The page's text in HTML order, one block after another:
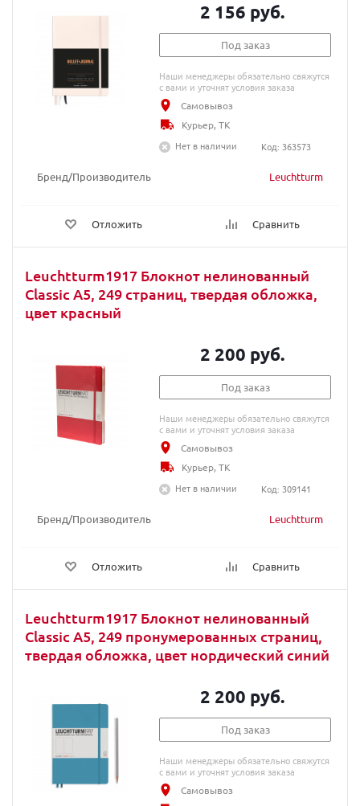
Бренд/Производитель Leuchtturm
Отложить Сравнить
2 156 руб.
Под заказ
Наши менеджеры обязательно свяжутся
с вами и уточнят условия заказа
Самовывоз
Курьер, ТК
Нет в наличии
Код: 363573
Leuchtturm1917 Блокнот нелинованный
Classic A5, 249 страниц, твердая обложка,
цвет красный
Бренд/Производитель Leuchtturm
Отложить Сравнить
2 200 руб.
Под заказ
Наши менеджеры обязательно свяжутся
с вами и уточнят условия заказа
Самовывоз
Курьер, ТК
Нет в наличии
Код: 309141
Leuchtturm1917 Блокнот нелинованный
Classic A5, 249 пронумерованных страниц,
твердая обложка, цвет нордический синий
2 200 руб.
Под заказ
Наши менеджеры обязательно свяжутся
с вами и уточнят условия заказа
Самовывоз